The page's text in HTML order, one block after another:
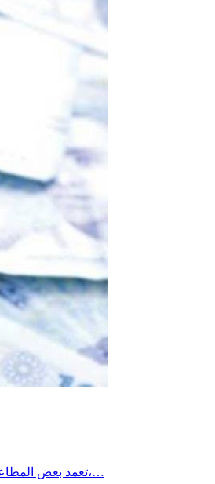
تعمد بعض المطاعم في مدينة صفاقس، الجمع بين عد النقود وتحضير الطعام، ظاهرة تستوجب التوقف عندها، حيث يتولى العامل داخل المطعم نفسه استخلاص ثمن الطلبات من الحرفاء،…